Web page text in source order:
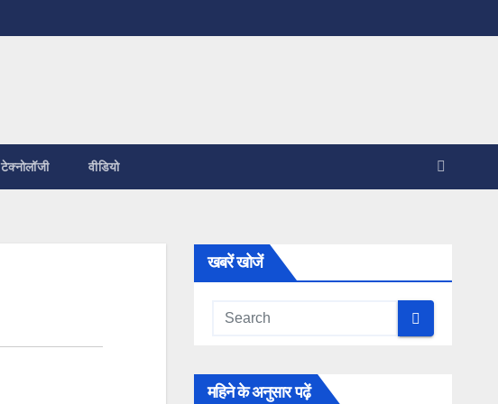
टेक्नोलॉजी वीडियो
खबरें खोजें
महिने के अनुसार पढ़ें